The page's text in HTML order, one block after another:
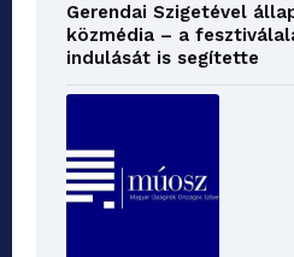
Gerendai Szigetével
közmédia – a
indulását is segítette